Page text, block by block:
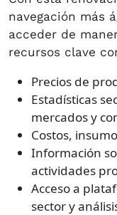
navegación más
acceder de
recursos clave
Precios de
Estadísticas
mercados y
Costos,
Información
actividades
Acceso a
sector y